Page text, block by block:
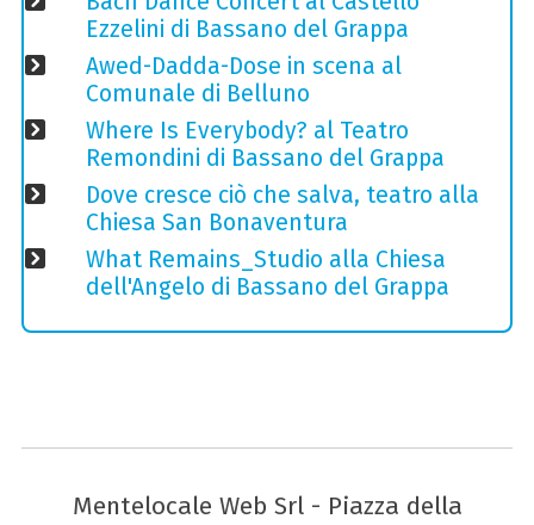
Ezzelini di Bassano del Grappa
Awed-Dadda-Dose in scena al
Comunale di Belluno
Where Is Everybody? al Teatro
Remondini di Bassano del Grappa
Dove cresce ciò che salva, teatro alla
Chiesa San Bonaventura
What Remains_Studio alla Chiesa
dell'Angelo di Bassano del Grappa
Mentelocale Web Srl - Piazza della